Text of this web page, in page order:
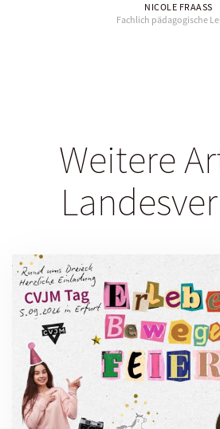
NICOLE FRAASS
Fachlich pädagogische
Weitere